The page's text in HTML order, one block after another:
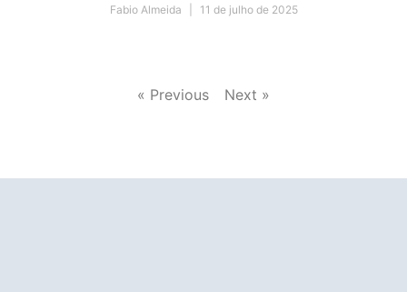
Fabio Almeida 11 de julho de 2025
« Previous Next »